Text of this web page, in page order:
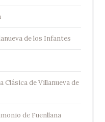
de los Infantes
de Villanueva de
de Fuenllana